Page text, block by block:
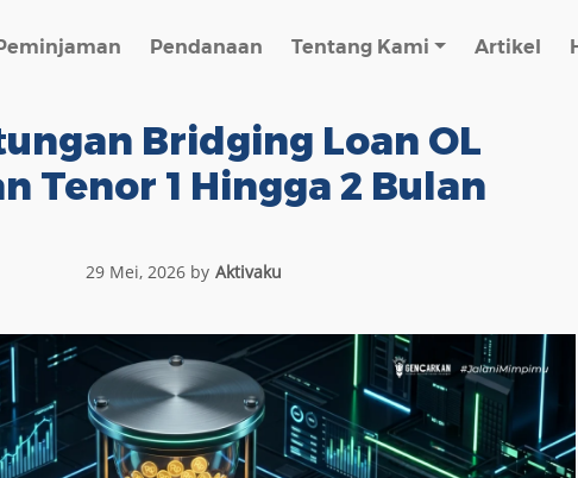
Pendanaan Tentang Kami Artikel
Bridging Loan OL
Tenor 1 Hingga 2 Bulan
29 Mei, 2026 by Aktivaku